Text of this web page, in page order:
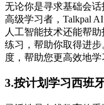
无论你是寻求基础会
高级学习者，Talkpal
人工智能技术还能帮
练习，帮助你取得进
度，帮助您更高效地学
3.按计划学习西班